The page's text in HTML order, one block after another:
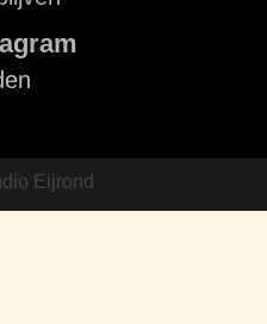
Eijrond